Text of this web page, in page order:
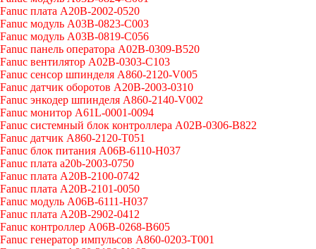
Fanuc плата A20B-2002-0520
Fanuc модуль A03B-0823-C003
Fanuc модуль A03B-0819-C056
Fanuc панель оператора A02B-0309-B520
Fanuc вентилятор A02B-0303-C103
Fanuc cенсор шпинделя A860-2120-V005
Fanuc датчик оборотов A20B-2003-0310
Fanuc энкодер шпинделя A860-2140-V002
Fanuc монитор A61L-0001-0094
Fanuc системный блок контроллера A02B-0306-B822
Fanuc датчик A860-2120-T051
Fanuc блок питания A06B-6110-H037
Fanuc плата a20b-2003-0750
Fanuc плата A20B-2100-0742
Fanuc плата A20B-2101-0050
Fanuc модуль A06B-6111-H037
Fanuc плата A20B-2902-0412
Fanuc контроллер A06B-0268-B605
Fanuc генератор импульсов A860-0203-T001